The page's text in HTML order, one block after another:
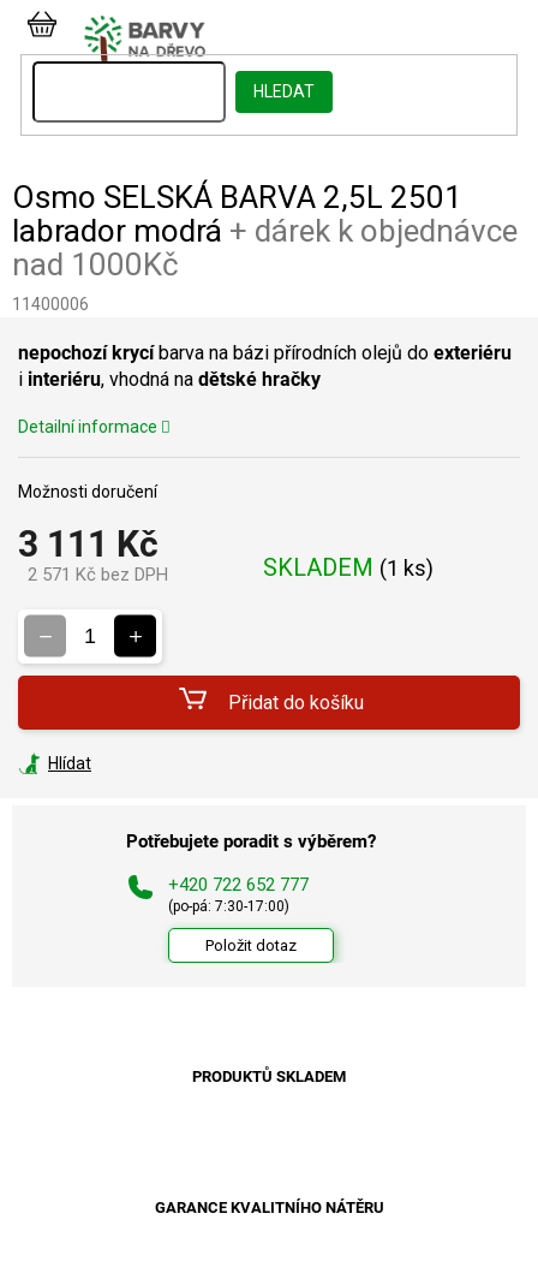
Přejít
obsah
HLEDAT
NÁKUPNÍ
Osmo SELSKÁ BARVA 2,5L 2501
labrador modrá + dárek k objednávce
nad 1000Kč
11400006
3 111 Kč
2 571 Kč bez DPH SKLADEM (1 ks)
Možnosti doručení
Přidat do košíku
nepochozí krycíbarva na bázi přírodních olejů do exteriéru
i interiéru, vhodná na dětské hračky
Detailní informace
Hlídat
Potřebujete poradit s výběrem?
+420 722 652 777
(po-pá: 7:30-17:00)
Položit dotaz
PRODUKTŮ SKLADEM
GARANCE KVALITNÍHO NÁTĚRU